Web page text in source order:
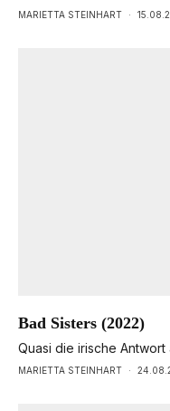
MARIETTA STEINHART ·
Bad Sisters (2022)
Quasi die irische Antwort
MARIETTA STEINHART ·